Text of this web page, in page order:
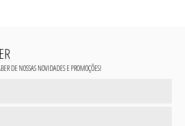
DE NOSSAS NOVIDADES E PROMOÇÕES!